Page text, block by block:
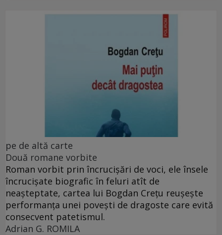
pe de altă carte
Două romane vorbite
Roman vorbit prin încrucișări de voci, ele însele
încrucișate biografic în feluri atît de
neașteptate, cartea lui Bogdan Crețu reușește
performanța unei povești de dragoste care evită
consecvent patetismul.
Adrian G. ROMILA